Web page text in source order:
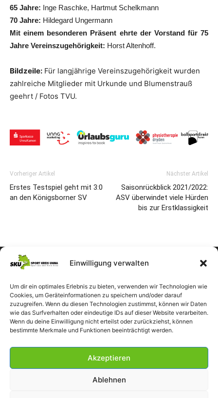
Einwilligung verwalten
Um dir ein optimales Erlebnis zu bieten, verwenden wir Technologien wie
Cookies, um Geräteinformationen zu speichern und/oder darauf
zuzugreifen. Wenn du diesen Technologien zustimmst, können wir Daten
wie das Surfverhalten oder eindeutige IDs auf dieser Website verarbeiten.
Wenn du deine Einwilligung nicht erteilst oder zurückziehst, können
bestimmte Merkmale und Funktionen beeinträchtigt werden.
Akzeptieren
Ablehnen
65 Jahre: Inge Raschke, Hartmut Schelkmann
70 Jahre: Hildegard Ungermann
Mit einem besonderen Präsent ehrte der Vorstand für 75
Jahre Vereinszugehörigkeit: Horst Altenhoff.
Bildzeile: Für langjährige Vereinszugehörigkeit wurden
zahlreiche Mitglieder mit Urkunde und Blumenstrauß
geehrt / Fotos TVU.
Vorheriger Artikel
Erstes Testspiel geht mit 3:0
an den Königsborner SV
Nächster Artikel
Saisonrückblick 2021/2022:
ASV überwindet viele Hürden
bis zur Erstklassigkeit